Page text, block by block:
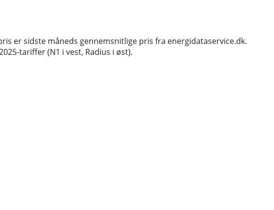
er sidste måneds gennemsnitlige pris fra energidataservice.dk.
tariffer (N1 i vest, Radius i øst).